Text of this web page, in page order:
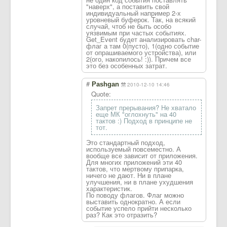
"наверх", а поставить свой
индивидуальный например 2-х
уровневый буферок. Так, на всякий
случай, чтоб не быть особо
уязвимым при частых событиях.
Get_Event будет анализировать char-
флаг а там 0(пусто), 1(одно событие
от опрашиваемого устройства), или
2(ого, накопилось! :)). Причем все
это без особенных затрат.
# Pashgan 2010-12-10 14:46
Quote:
Запрет прерывания? Не хватало
еще МК "оглохнуть" на 40
тактов :) Подход в принципе не
тот.
Это стандартный подход,
используемый повсеместно. А
вообще все зависит от приложения.
Для многих приложений эти 40
тактов, что мертвому припарка,
ничего не дают. Ни в плане
улучшения, ни в плане ухудшения
характеристик.
По поводу флагов. Флаг можно
выставить однократно. А если
событие успело прийти несколько
раз? Как это отразить?